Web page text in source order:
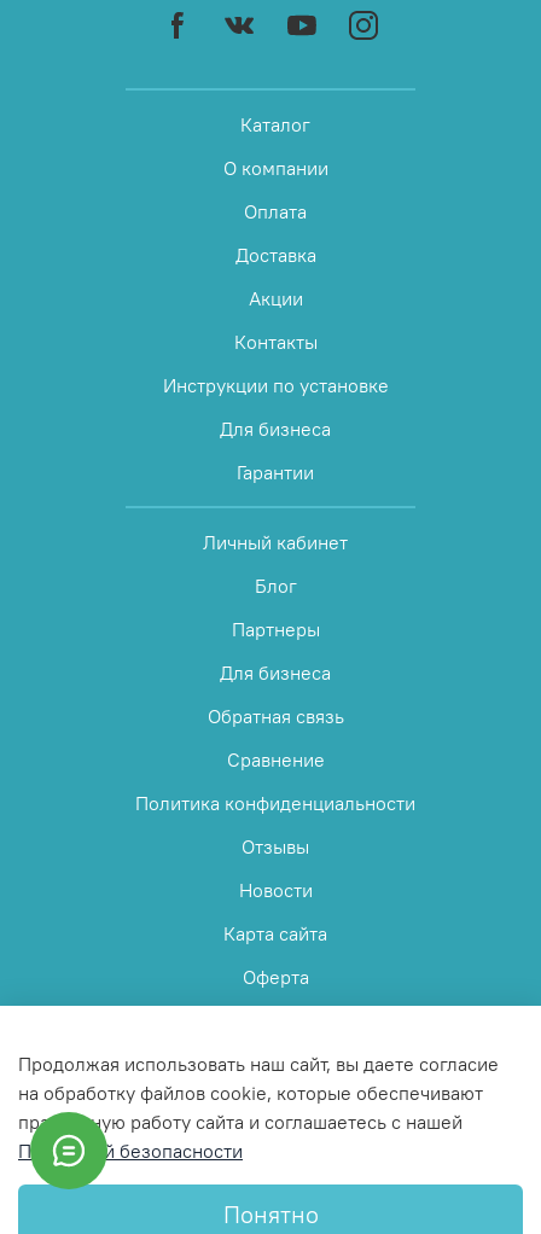
Каталог
О компании
Оплата
Доставка
Акции
Контакты
Инструкции по установке
Для бизнеса
Гарантии
Личный кабинет
Блог
Партнеры
Для бизнеса
Обратная связь
Сравнение
Политика конфиденциальности
Отзывы
Новости
Карта сайта
Оферта
© 2025 Любое использование контента без письменного
разрешения запрещено
Продолжая использовать наш сайт, вы даете согласие
на обработку файлов cookie, которые обеспечивают
правильную работу сайта и соглашаетесь с нашей
Политикой безопасности
Понятно